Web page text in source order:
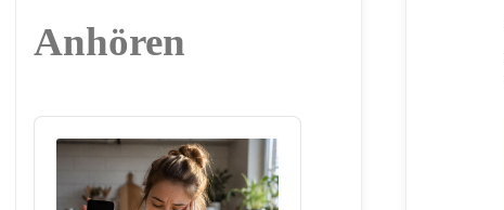
Anhören
Audio
Player